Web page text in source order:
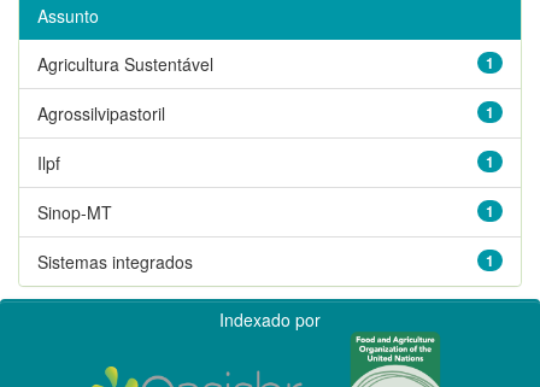
Assunto
1
Agricultura Sustentável
1
Agrossilvipastoril
1
Ilpf
1
Sinop-MT
1
Sistemas integrados
Indexado por